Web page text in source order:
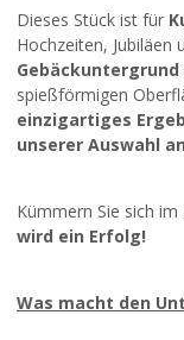
Dieses Stück ist für
Hochzeiten, Jubiläen
spießförmigen
einzigartiges
unserer Auswahl
Kümmern Sie sich
wird ein Erfolg!
Was macht den